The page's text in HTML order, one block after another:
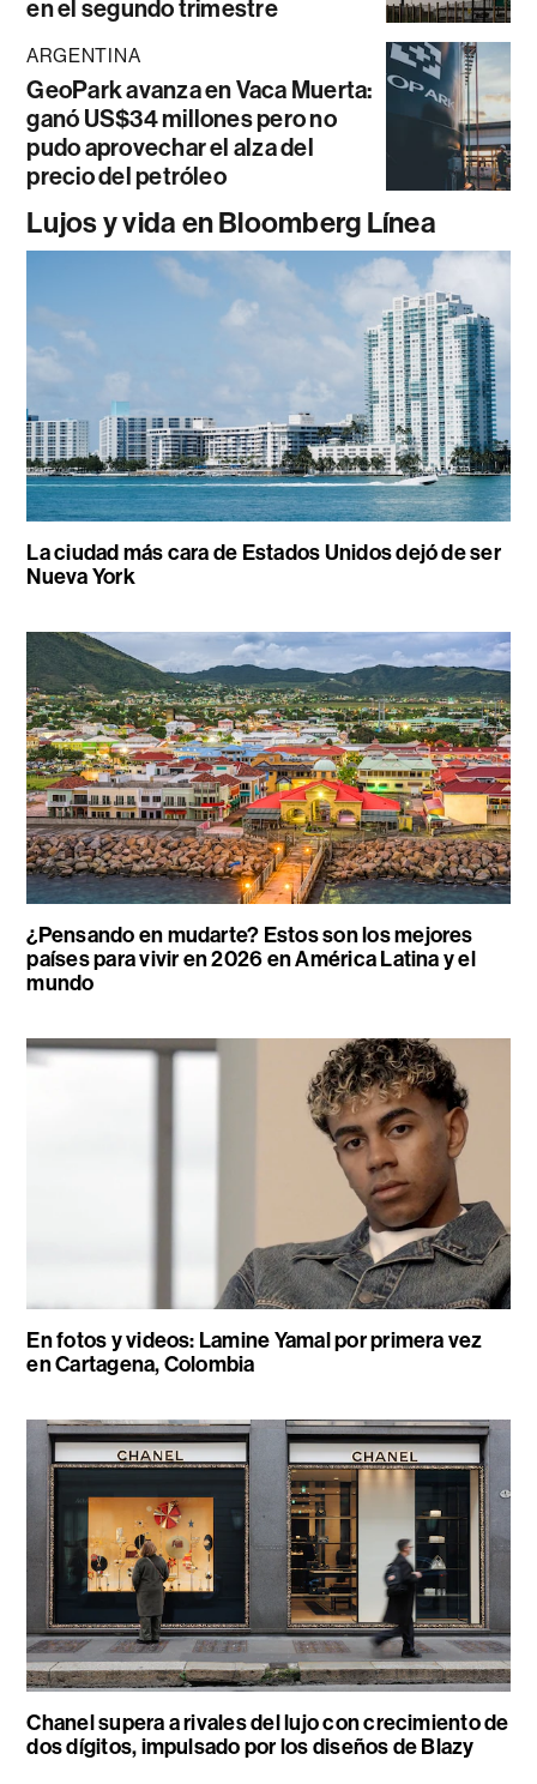
en el segundo trimestre
ARGENTINA
GeoPark avanza en Vaca Muerta:
ganó US$34 millones pero no
pudo aprovechar el alza del
precio del petróleo
Lujos y vida en Bloomberg Línea
La ciudad más cara de Estados Unidos dejó de ser
Nueva York
¿Pensando en mudarte? Estos son los mejores
países para vivir en 2026 en América Latina y el
mundo
En fotos y videos: Lamine Yamal por primera vez
en Cartagena, Colombia
Chanel supera a rivales del lujo con crecimiento de
dos dígitos, impulsado por los diseños de Blazy